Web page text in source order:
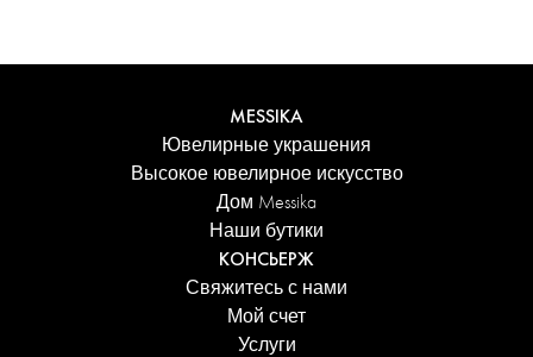
ПОДРОБНЕЕ
MESSIKA
Ювелирные украшения
Высокое ювелирное искусство
Дом Messika
Наши бутики
КОНСЬЕРЖ
Свяжитесь с нами
Мой счет
Услуги